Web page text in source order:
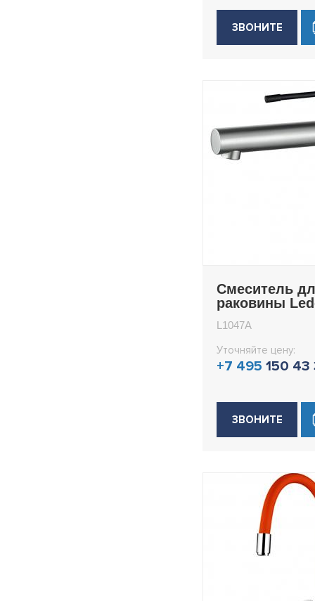
ЗВОНИТЕ
Смеситель
раковины
L1047A
Уточняйте цену:
+7 495 150 43
ЗВОНИТЕ